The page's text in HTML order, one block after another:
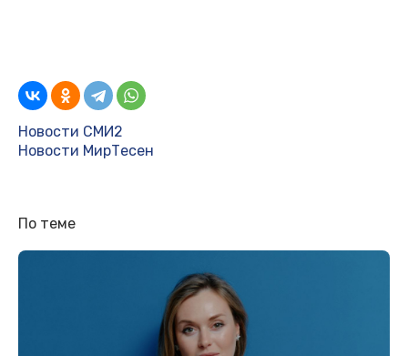
Новости СМИ2
Новости МирТесен
По теме